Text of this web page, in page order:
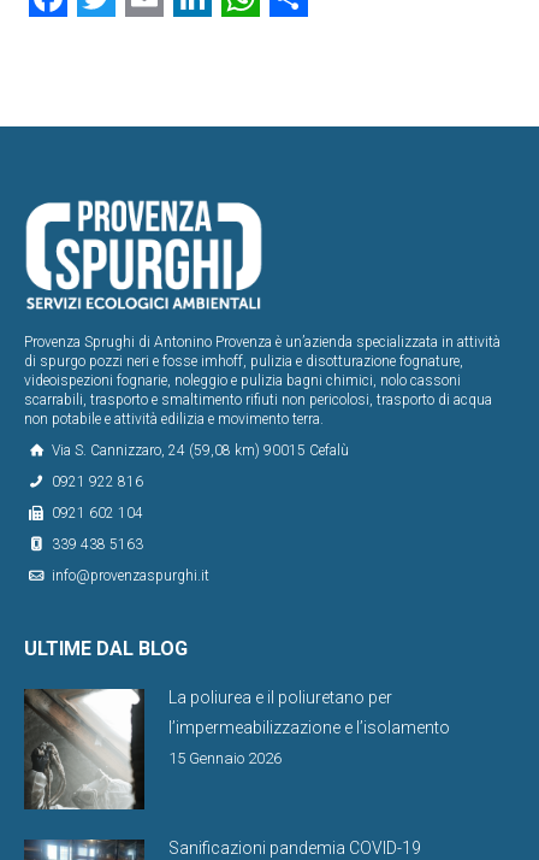
Provenza Sprughi di Antonino Provenza è un’azienda specializzata in attività
di spurgo pozzi neri e fosse imhoff, pulizia e disotturazione fognature,
videoispezioni fognarie, noleggio e pulizia bagni chimici, nolo cassoni
scarrabili, trasporto e smaltimento rifiuti non pericolosi, trasporto di acqua
non potabile e attività edilizia e movimento terra.
Via S. Cannizzaro, 24 (59,08 km) 90015 Cefalù
0921 922 816
0921 602 104
339 438 5163
info@provenzaspurghi.it
ULTIME DAL BLOG
La poliurea e il poliuretano per
l’impermeabilizzazione e l’isolamento
15 Gennaio 2026
Sanificazioni pandemia COVID-19